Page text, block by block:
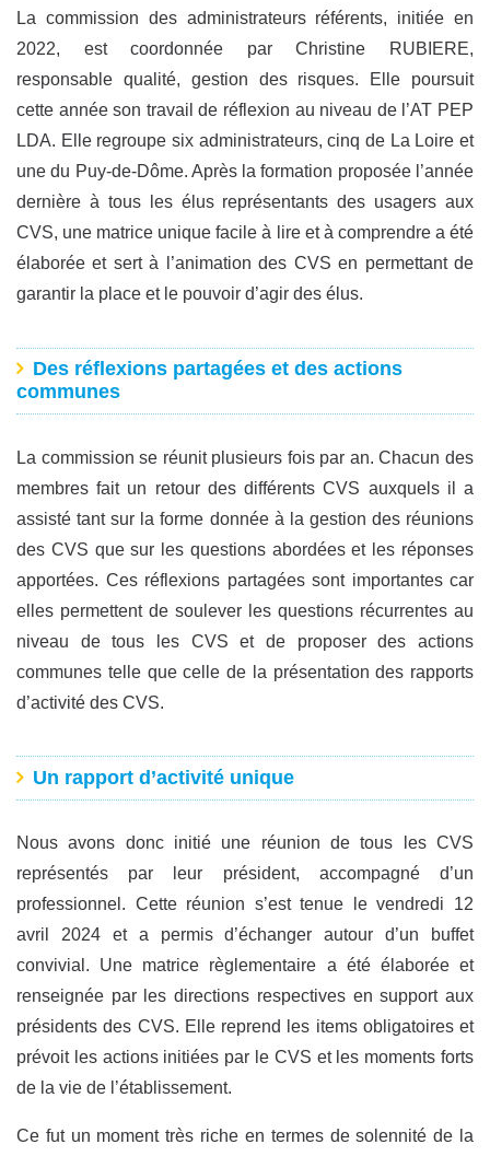
La commission des administrateurs référents, initiée en
2022, est coordonnée par Christine RUBIERE,
responsable qualité, gestion des risques. Elle poursuit
cette année son travail de réflexion au niveau de l’AT PEP
LDA. Elle regroupe six administrateurs, cinq de La Loire et
une du Puy-de-Dôme. Après la formation proposée l’année
dernière à tous les élus représentants des usagers aux
CVS, une matrice unique facile à lire et à comprendre a été
élaborée et sert à l’animation des CVS en permettant de
garantir la place et le pouvoir d’agir des élus.
Des réflexions partagées et des actions
communes
La commission se réunit plusieurs fois par an. Chacun des
membres fait un retour des différents CVS auxquels il a
assisté tant sur la forme donnée à la gestion des réunions
des CVS que sur les questions abordées et les réponses
apportées. Ces réflexions partagées sont importantes car
elles permettent de soulever les questions récurrentes au
niveau de tous les CVS et de proposer des actions
communes telle que celle de la présentation des rapports
d’activité des CVS.
Un rapport d’activité unique
Nous avons donc initié une réunion de tous les CVS
représentés par leur président, accompagné d’un
professionnel. Cette réunion s’est tenue le vendredi 12
avril 2024 et a permis d’échanger autour d’un buffet
convivial. Une matrice règlementaire a été élaborée et
renseignée par les directions respectives en support aux
présidents des CVS. Elle reprend les items obligatoires et
prévoit les actions initiées par le CVS et les moments forts
de la vie de l’établissement.
Ce fut un moment très riche en termes de solennité de la